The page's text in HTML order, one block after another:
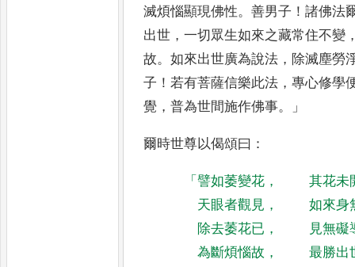
滅煩惱顯現佛性。善男子 ！諸佛法
出世 ，一切眾生如來之藏常住不變
故。如來出世廣為說法 ， 除滅塵勞
子 ！若有菩薩信樂此法 ，專心修學
覺 ，普為世間施作佛事。」
爾時世尊以偈頌曰 ：
「譬如萎變花 ，
其花未
天眼者觀見 ，
如來身
除去萎花已 ，
見無礙
為斷煩惱故 ，
最勝出